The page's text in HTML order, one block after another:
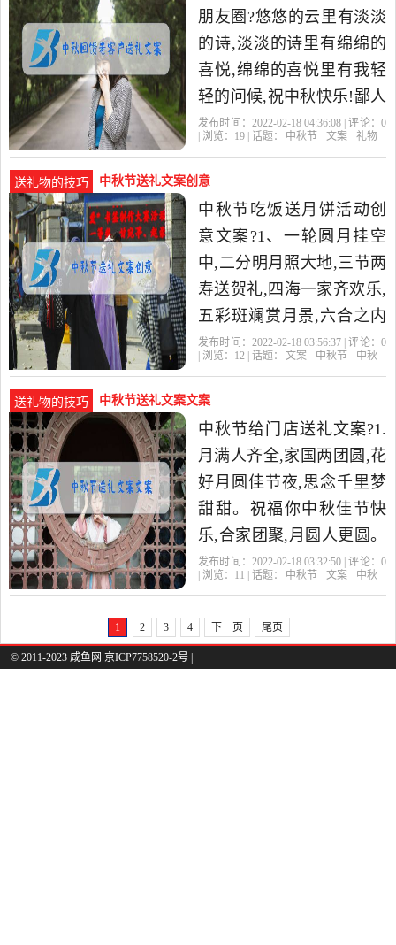
朋友圈?悠悠的云里有淡淡
的诗,淡淡的诗里有绵绵的
喜悦,绵绵的喜悦里有我轻
轻的问候,祝中秋快乐!鄙人
提醒:沉鱼落雁、闭月羞
开、
发布时间：2022-02-18 04:36:08 | 评论： 0
| 浏览： 19 | 话题： 中秋节 文案 礼物
送礼物的技巧 中秋节送礼文案创意
中秋节吃饭送月饼活动创
意文案?1、一轮圆月挂空
中,二分明月照大地,三节两
寿送贺礼,四海一家齐欢乐,
五彩斑斓赏月景,六合之内
普同庆,七步成诗颂中秋,八
发布时间：2022-02-18 03:56:37 | 评论： 0
| 浏览： 12 | 话题： 文案 中秋节 中秋
送礼物的技巧 中秋节送礼文案文案
中秋节给门店送礼文案?1.
月满人齐全,家国两团圆,花
好月圆佳节夜,思念千里梦
甜甜。祝福你中秋佳节快
乐,合家团聚,月圆人更圆。
中秋节快乐! 2. 值此中秋佳
发布时间：2022-02-18 03:32:50 | 评论： 0
| 浏览： 11 | 话题： 中秋节 文案 中秋
1 2 3 4 下一页 尾页
© 2011-2023 咸鱼网 京ICP7758520-2号 |